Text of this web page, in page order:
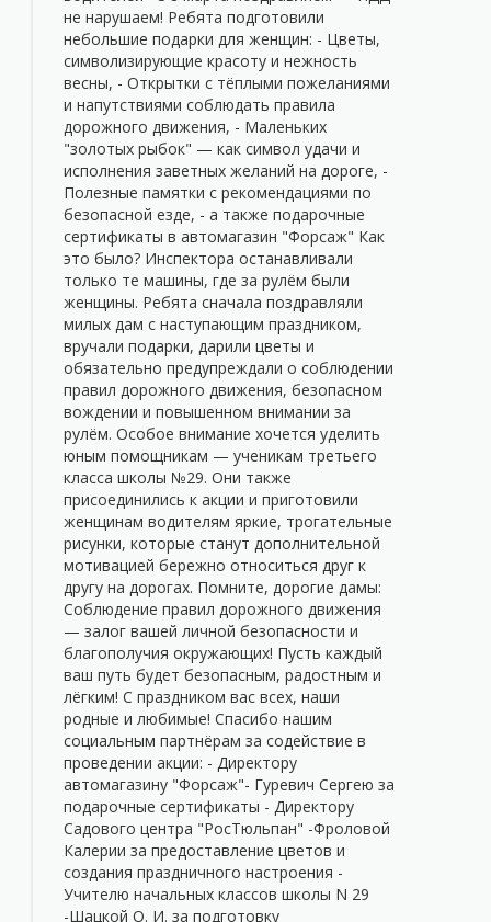
не нарушаем! Ребята подготовили
небольшие подарки для женщин: - Цветы,
символизирующие красоту и нежность
весны, - Открытки с тёплыми пожеланиями
и напутствиями соблюдать правила
дорожного движения, - Маленьких
"золотых рыбок" — как символ удачи и
исполнения заветных желаний на дороге, -
Полезные памятки с рекомендациями по
безопасной езде, - а также подарочные
сертификаты в автомагазин "Форсаж" Как
это было? Инспектора останавливали
только те машины, где за рулём были
женщины. Ребята сначала поздравляли
милых дам с наступающим праздником,
вручали подарки, дарили цветы и
обязательно предупреждали о соблюдении
правил дорожного движения, безопасном
вождении и повышенном внимании за
рулём. Особое внимание хочется уделить
юным помощникам — ученикам третьего
класса школы №29. Они также
присоединились к акции и приготовили
женщинам водителям яркие, трогательные
рисунки, которые станут дополнительной
мотивацией бережно относиться друг к
другу на дорогах. Помните, дорогие дамы:
Соблюдение правил дорожного движения
— залог вашей личной безопасности и
благополучия окружающих! Пусть каждый
ваш путь будет безопасным, радостным и
лёгким! С праздником вас всех, наши
родные и любимые! Спасибо нашим
социальным партнёрам за содействие в
проведении акции: - Директору
автомагазину "Форсаж"- Гуревич Сергею за
подарочные сертификаты - Директору
Садового центра "РосТюльпан" -Фроловой
Калерии за предоставление цветов и
создания праздничного настроения -
Учителю начальных классов школы N 29
-Шацкой О. И. за подготовку